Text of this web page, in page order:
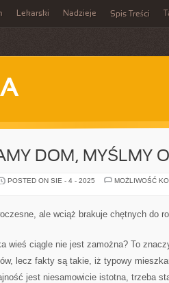
Lekarski Nadzieje Spis Treści
DOM, MYŚLMY
POSTED ON SIE - 4 - 2025
MOŻLIWOŚĆ
ale wciąż brakuje chętnych do
wieś ciągle nie jest zamożna? To
lecz fakty są takie, iż typowy
jest niesamowicie istotna, trzeba